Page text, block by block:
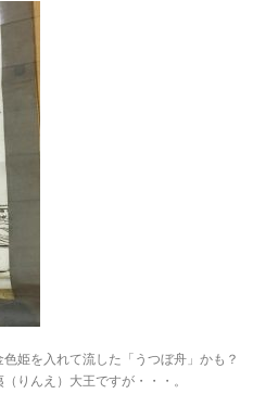
姫を入れて流した「うつぼ舟」かも？
りんえ）大王ですが・・・。